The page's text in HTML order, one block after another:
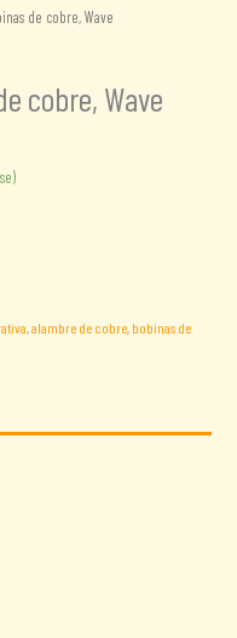
de cobre, Wave
cobre, Wave
,alambre de cobre bobinas de